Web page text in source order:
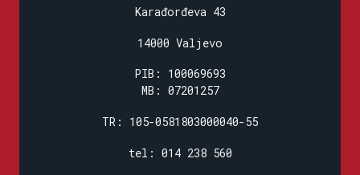
Karađorđeva 43
14000 Valjevo
PIB: 100069693
MB: 07201257
TR: 105-0581803000040-55
tel: 014 238 560